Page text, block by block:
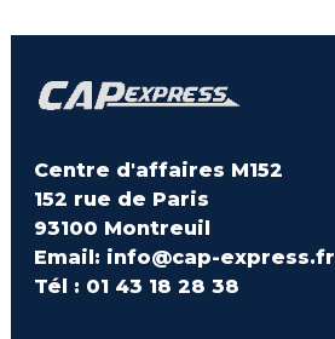
Centre d'affaires M152
152 rue de Paris
93100 Montreuil
Email: info@cap-express.fr
Tél : 01 43 18 28 38